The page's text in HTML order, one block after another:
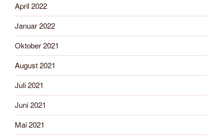
April 2022
Januar 2022
Oktober 2021
August 2021
Juli 2021
Juni 2021
Mai 2021